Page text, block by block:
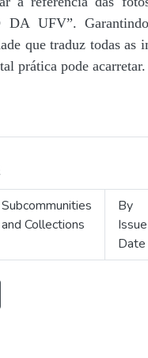
DA UFV”.
que traduz todas as
prática pode acarretar.
Subcommunities
and Collections
By
Issue
Date